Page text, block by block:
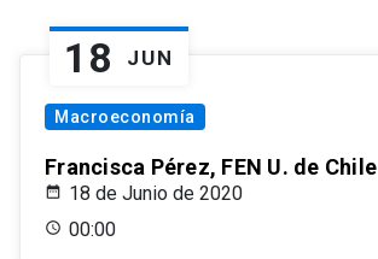
18 JUN
Macroeconomía
Francisca Pérez, FEN U. de Chile
18 de Junio de 2020
00:00